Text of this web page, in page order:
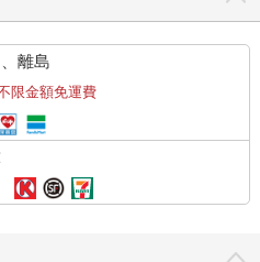
──這一類蚯蚓住在土壤裡，不過
十公分）。中層蚯蚓吃的是枯
小生物。中層蚯蚓也會在土壤中
網路。大多為體型中等（約八至
粉紅、綠色或藍灰色）。
這一類蚯蚓的體長最長，可以在
。深層蚯蚓垂直挖地道（很像電
植物殘骸，再拖進牠們挖的地道
小堆糞土的，正是深層蚯蚓──這
離島
限金額免運費